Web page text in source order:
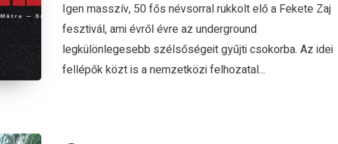
Igen masszív, 50 fős névsorral rukkolt elő a Fekete Zaj
fesztivál, ami évről évre az underground
legkülönlegesebb szélsőségeit gyűjti csokorba. Az idei
fellépők közt is a nemzetközi felhozatal...